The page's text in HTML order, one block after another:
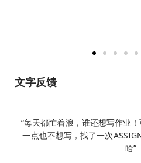
文字反馈
“每天都忙着浪，谁还想写作业
一点也不想写，找了一次
哈”